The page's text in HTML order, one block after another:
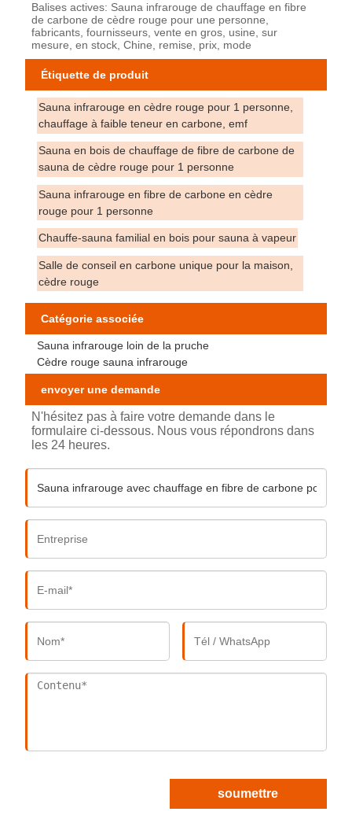
Balises actives: Sauna infrarouge de chauffage en fibre
de carbone de cèdre rouge pour une personne,
fabricants, fournisseurs, vente en gros, usine, sur
mesure, en stock, Chine, remise, prix, mode
Étiquette de produit
Sauna infrarouge en cèdre rouge pour 1 personne,
chauffage à faible teneur en carbone, emf
Sauna en bois de chauffage de fibre de carbone de
sauna de cèdre rouge pour 1 personne
Sauna infrarouge en fibre de carbone en cèdre
rouge pour 1 personne
Chauffe-sauna familial en bois pour sauna à vapeur
Salle de conseil en carbone unique pour la maison,
cèdre rouge
Catégorie associée
Sauna infrarouge loin de la pruche
Cèdre rouge sauna infrarouge
envoyer une demande
N'hésitez pas à faire votre demande dans le
formulaire ci-dessous. Nous vous répondrons dans
les 24 heures.
soumettre